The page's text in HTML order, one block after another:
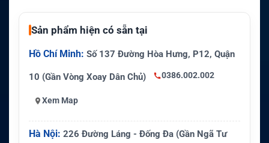
Sản phẩm hiện có sẵn tại
Hồ Chí Minh: Số 137 Đường Hòa Hưng, P12, Quận
10 (Gần Vòng Xoay Dân Chủ) 0386.002.002
Xem Map
Hà Nội: 226 Đường Láng - Đống Đa (Gần Ngã Tư